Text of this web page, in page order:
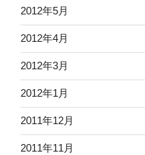
2012年5月
2012年4月
2012年3月
2012年1月
2011年12月
2011年11月